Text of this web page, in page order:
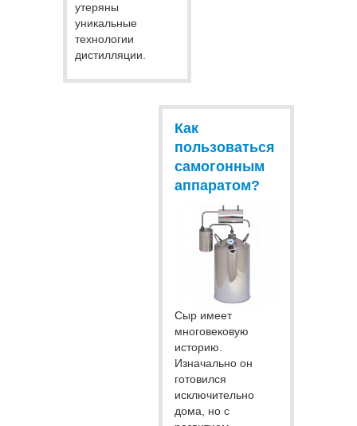
утеряны
уникальные
технологии
дистилляции.
Как
пользоваться
самогонным
аппаратом?
Сыр имеет
многовековую
историю.
Изначально он
готовился
исключительно
дома, но с